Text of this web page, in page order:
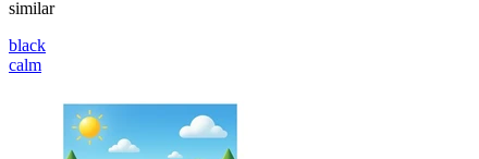
similar
black
calm